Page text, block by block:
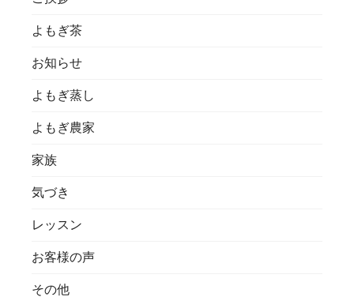
よもぎ茶
お知らせ
よもぎ蒸し
よもぎ農家
家族
気づき
レッスン
お客様の声
その他